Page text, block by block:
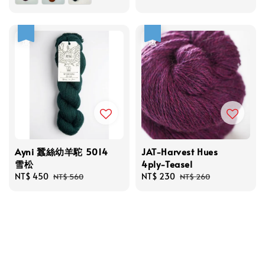
Ayni 蠶絲幼羊駝 5014
雪松
Sale
NT$ 450 Regular
NT$ 560
JAT-Harvest Hues
4ply-Teasel
Sale
NT$ 230 Regular
NT$ 260